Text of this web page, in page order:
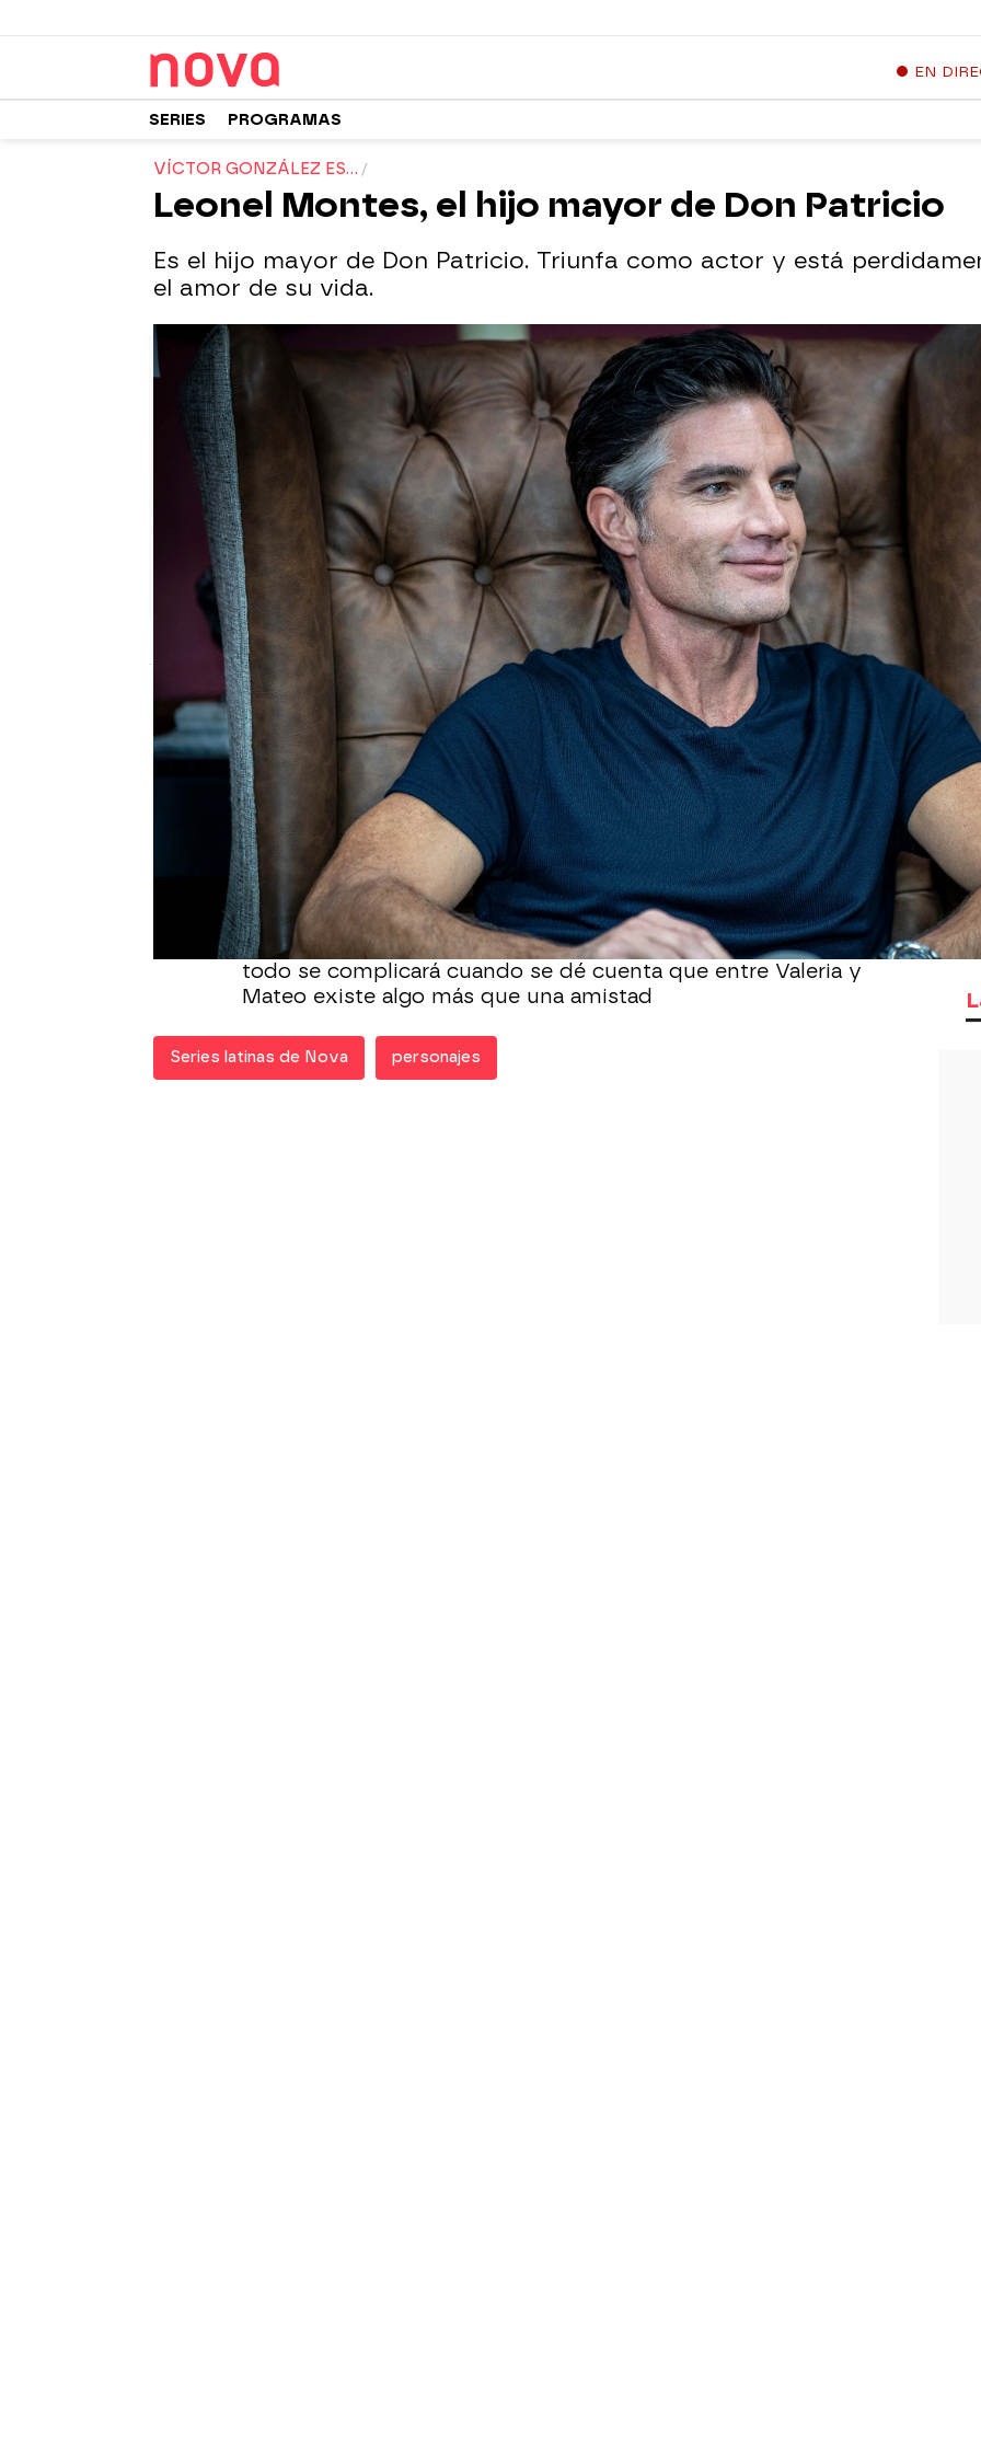
EN
SERIES PROGRAMAS
VÍCTOR GONZÁLEZ ES...
Leonel Montes, el hijo mayor de Don Patricio
Es el hijo mayor de Don Patricio. Triunfa como actor y está
el amor de su vida.
Nova
Madrid
Publicado:04 de noviembre de 2022, 12:00
WhatsappFacebook
Leonel se fue del Rosario cuando era jovena la capital para ser
actor y creció con muchas carencias afectivas.
Triunfa como actor y conoce a
Valeria
, el amor de su vida. Sin
embargo,
se centra en luchar por la herenciay deja de lado lo
realmente importante, como es su relación con Valeria. La
presencia deMateo
le incomoda e intenta deshacerse de él y
todo se complicará cuando se dé cuenta que entre Valeria y
Mateo existe algo más que una amistad
Series latinas de Nova personajes